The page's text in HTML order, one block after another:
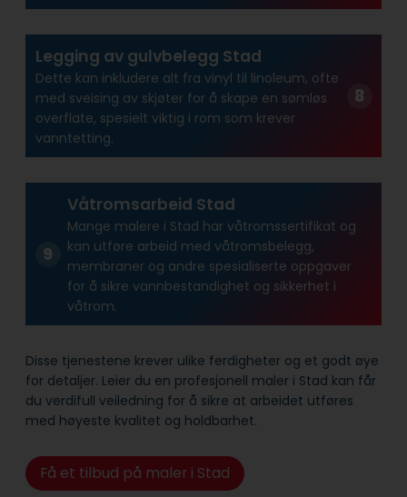
Legging av gulvbelegg Stad
Dette kan inkludere alt fra vinyl til linoleum, ofte
med sveising av skjøter for å skape en sømløs
overflate, spesielt viktig i rom som krever
vanntetting.
Våtromsarbeid Stad
Mange malere i Stad har våtroms­sertifikat og
kan utføre arbeid med våtroms­belegg,
membraner og andre spesialiserte oppgaver
for å sikre vann­bestandighet og sikkerhet i
våtrom.
Disse tjenestene krever ulike ferdigheter og et godt øye
for detaljer. Leier du en profesjonell maler i Stad kan får
du verdifull veiledning for å sikre at arbeidet utføres
med høyeste kvalitet og holdbarhet.
Få et tilbud på maler i Stad